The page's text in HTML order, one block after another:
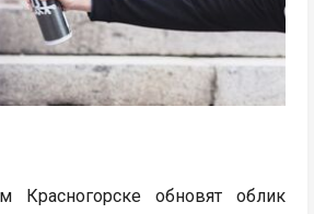
Красногорске обновят облик